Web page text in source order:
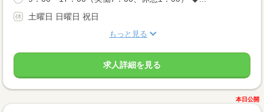
土曜日 日曜日 祝日
もっと見る
求人詳細を見る
本日公開